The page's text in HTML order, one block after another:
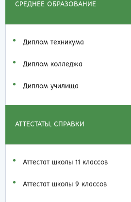
СРЕДНЕЕ ОБРАЗОВАНИЕ
Диплом техникума
Диплом колледжа
Диплом училища
АТТЕСТАТЫ, СПРАВКИ
Аттестат школы 11 классов
Аттестат школы 9 классов